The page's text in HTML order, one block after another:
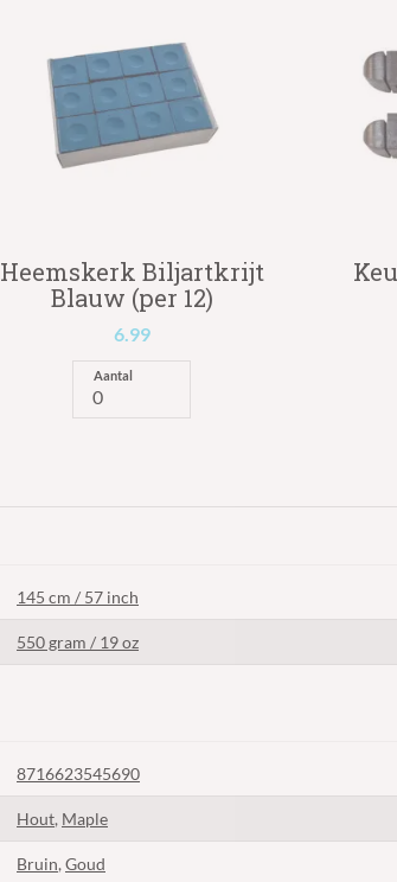
Heemskerk Biljartkrijt
Blauw (per 12)
6.99
Aantal
145 cm / 57 inch
550 gram / 19 oz
8716623545690
Hout, Maple
Bruin, Goud